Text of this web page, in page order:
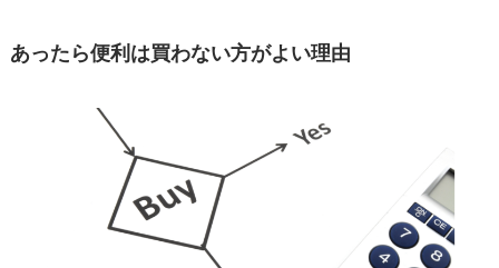
あったら便利は買わない方がよい理由